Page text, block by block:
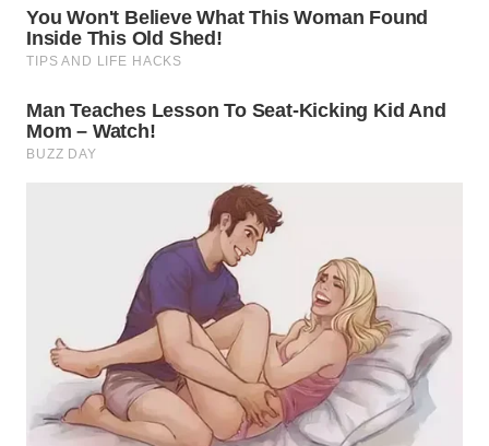
WN
BOGOR
DEPOK
WN
PADANG
LAWAS